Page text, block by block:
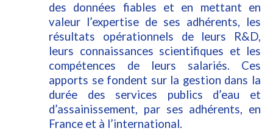
des données fiables et en mettant en
valeur l’expertise de ses adhérents, les
résultats opérationnels de leurs R&D,
leurs connaissances scientifiques et les
compétences de leurs salariés. Ces
apports se fondent sur la gestion dans la
durée des services publics d’eau et
d’assainissement, par ses adhérents, en
France et à l’international.